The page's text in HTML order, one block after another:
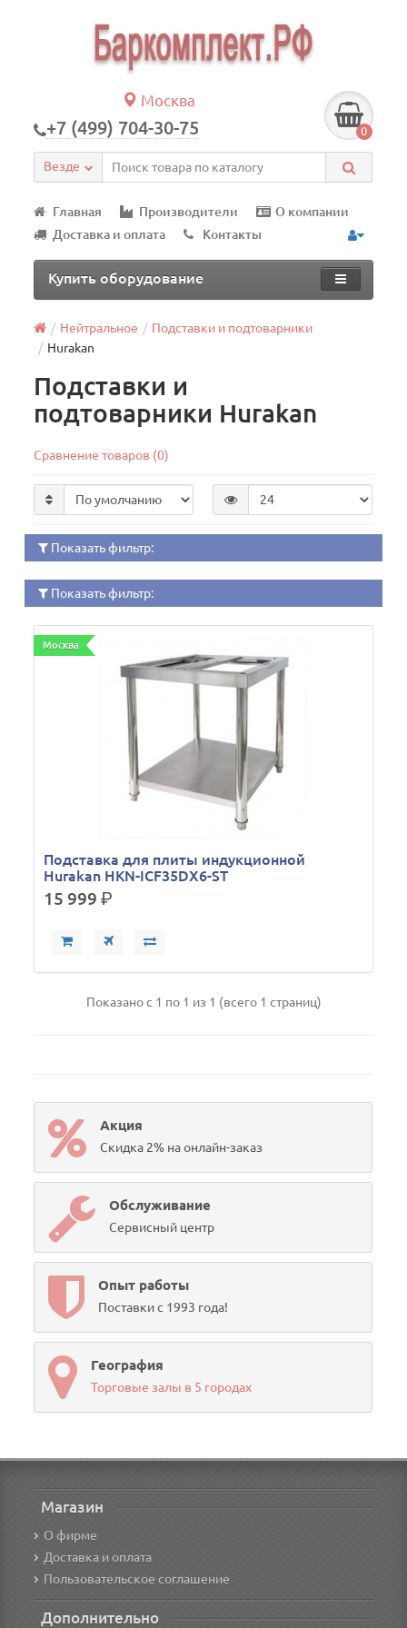
Москва
+7 (499) 704-30-75 0
Везде
Главная Производители
О компании
Доставка и оплата
Контакты
Купить оборудование
Нейтральное
Подставки и подтоварники
Hurakan
Подставки и
подтоварники Hurakan
Сравнение товаров (0)
Показать фильтр:
Показать фильтр:
Москва
Подставка для плиты индукционной
Hurakan HKN-ICF35DX6-ST
15 999р.
Показано с 1 по 1 из 1 (всего 1 страниц)
Акция
Скидка 2% на онлайн-заказ
Обслуживание
Сервисный центр
Опыт работы
Поставки с 1993 года!
География
Торговые залы в 5 городах
Магазин
О фирме
Доставка и оплата
Пользовательское соглашение
Дополнительно